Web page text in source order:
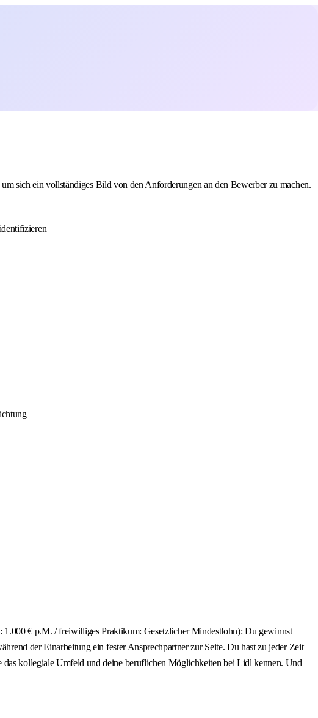
sich ein vollständiges Bild von den Anforderungen an den Bewerber zu machen.
1.000 € p.M. / freiwilliges Praktikum: Gesetzlicher Mindestlohn): Du gewinnst
der Einarbeitung ein fester Ansprechpartner zur Seite. Du hast zu jeder Zeit
kollegiale Umfeld und deine beruflichen Möglichkeiten bei Lidl kennen. Und